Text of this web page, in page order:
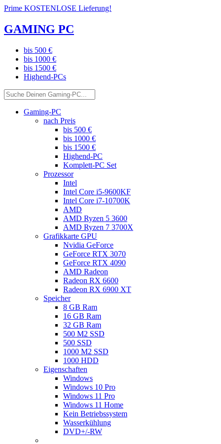
Prime KOSTENLOSE Lieferung!
GAMING PC
bis 500 €
bis 1000 €
bis 1500 €
Highend-PCs
Gaming-PC
nach Preis
bis 500 €
bis 1000 €
bis 1500 €
Highend-PC
Komplett-PC Set
Prozessor
Intel
Intel Core i5-9600KF
Intel Core i7-10700K
AMD
AMD Ryzen 5 3600
AMD Ryzen 7 3700X
Grafikkarte GPU
Nvidia GeForce
GeForce RTX 3070
GeForce RTX 4090
AMD Radeon
Radeon RX 6600
Radeon RX 6900 XT
Speicher
8 GB Ram
16 GB Ram
32 GB Ram
500 M2 SSD
500 SSD
1000 M2 SSD
1000 HDD
Eigenschaften
Windows
Windows 10 Pro
Windows 11 Pro
Windows 11 Home
Kein Betriebssystem
Wasserkühlung
DVD+/-RW